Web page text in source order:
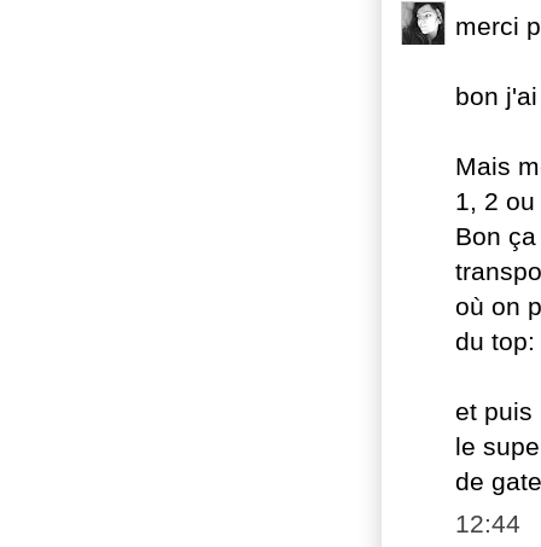
merci
bon
Mais
1, 2
Bon
où on
du
et puis
le
de
12:44